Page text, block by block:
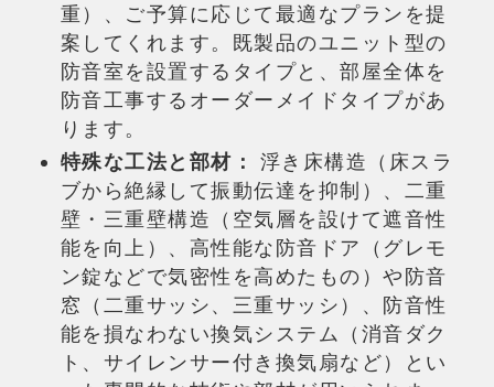
重）、ご予算に応じて最適なプランを提
案してくれます。既製品のユニット型の
防音室を設置するタイプと、部屋全体を
防音工事するオーダーメイドタイプがあ
ります。
特殊な工法と部材：
浮き床構造（床スラ
ブから絶縁して振動伝達を抑制）、二重
壁・三重壁構造（空気層を設けて遮音性
能を向上）、高性能な 防音 ドア（グレモ
ン錠などで気密性を高めたもの）や 防音
窓（二重サッシ、三重サッシ）、 防音性
能を損なわない換気システム（消音ダク
ト、サイレンサー付き換気扇など）とい